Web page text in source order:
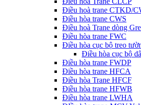
Điều hoà trane CTKD/
Điều hòa trane CWS
Điều hoà Trane dòng
Điều hòa trane FWC
Điều hòa cục bộ treo
Điều hòa cục bộ
Điều hòa trane FWDP
Điều hòa trane HFCA
Điều hòa Trane HFCF
Điều hòa trane HFWB
Điều hòa trane LWHA